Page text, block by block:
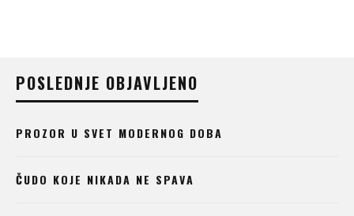
POSLEDNJE OBJAVLJENO
PROZOR U SVET MODERNOG DOBA
ČUDO KOJE NIKADA NE SPAVA